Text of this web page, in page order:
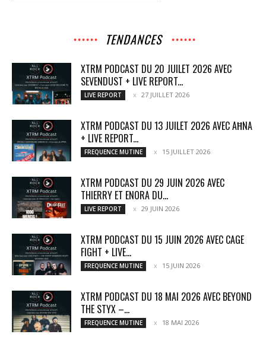
TENDANCES
XTRM PODCAST DU 20 JUILET 2026 AVEC
SEVENDUST + LIVE REPORT...
LIVE REPORT 27 JUILLET 2026
XTRM PODCAST DU 13 JUILET 2026 AVEC AĦNA
+ LIVE REPORT...
FREQUENCE MUTINE 15 JUILLET 2026
XTRM PODCAST DU 29 JUIN 2026 AVEC
THIERRY ET ENORA DU...
LIVE REPORT 29 JUIN 2026
XTRM PODCAST DU 15 JUIN 2026 AVEC CAGE
FIGHT + LIVE...
FREQUENCE MUTINE 15 JUIN 2026
XTRM PODCAST DU 18 MAI 2026 AVEC BEYOND
THE STYX –...
FREQUENCE MUTINE 18 MAI 2026